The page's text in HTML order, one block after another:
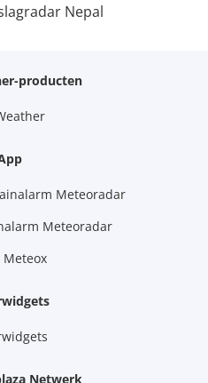
Nepal
producten
Meteoradar
Meteoradar
Meteox
Netwerk